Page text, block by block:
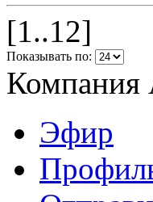
[1..12]
Показывать по:
Эфир